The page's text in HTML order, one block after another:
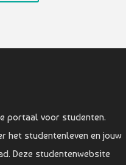
portaal voor studenten.
het studentenleven en jouw
Deze studentenwebsite